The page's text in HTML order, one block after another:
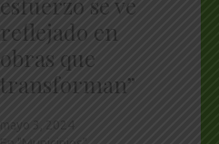
reflejado en
obras que
transforman”